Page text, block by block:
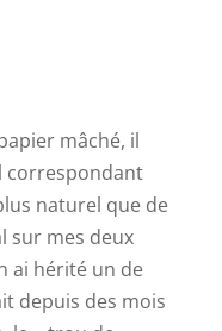
mâché, il
correspondant
naturel que de
sur mes deux
ai hérité un de
depuis des mois